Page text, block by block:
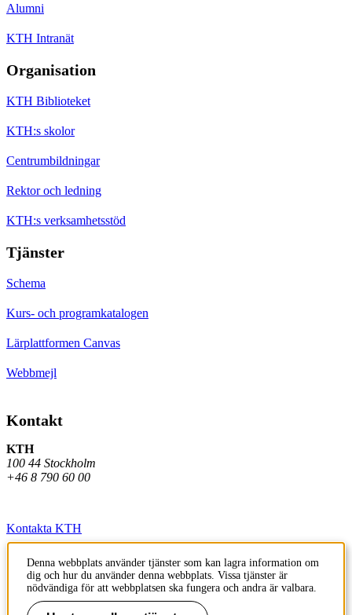
Alumni
KTH Intranät
Organisation
KTH Biblioteket
KTH:s skolor
Centrumbildningar
Rektor och ledning
KTH:s verksamhetsstöd
Tjänster
Schema
Kurs- och programkatalogen
Lärplattformen Canvas
Webbmejl
Kontakt
KTH
100 44 Stockholm
+46 8 790 60 00
Kontakta KTH
Jobba på KTH
Press och media
Denna webbplats använder tjänster som kan lagra information om
dig och hur du använder denna webbplats. Vissa tjänster är
nödvändiga för att webbplatsen ska fungera och andra är valbara.